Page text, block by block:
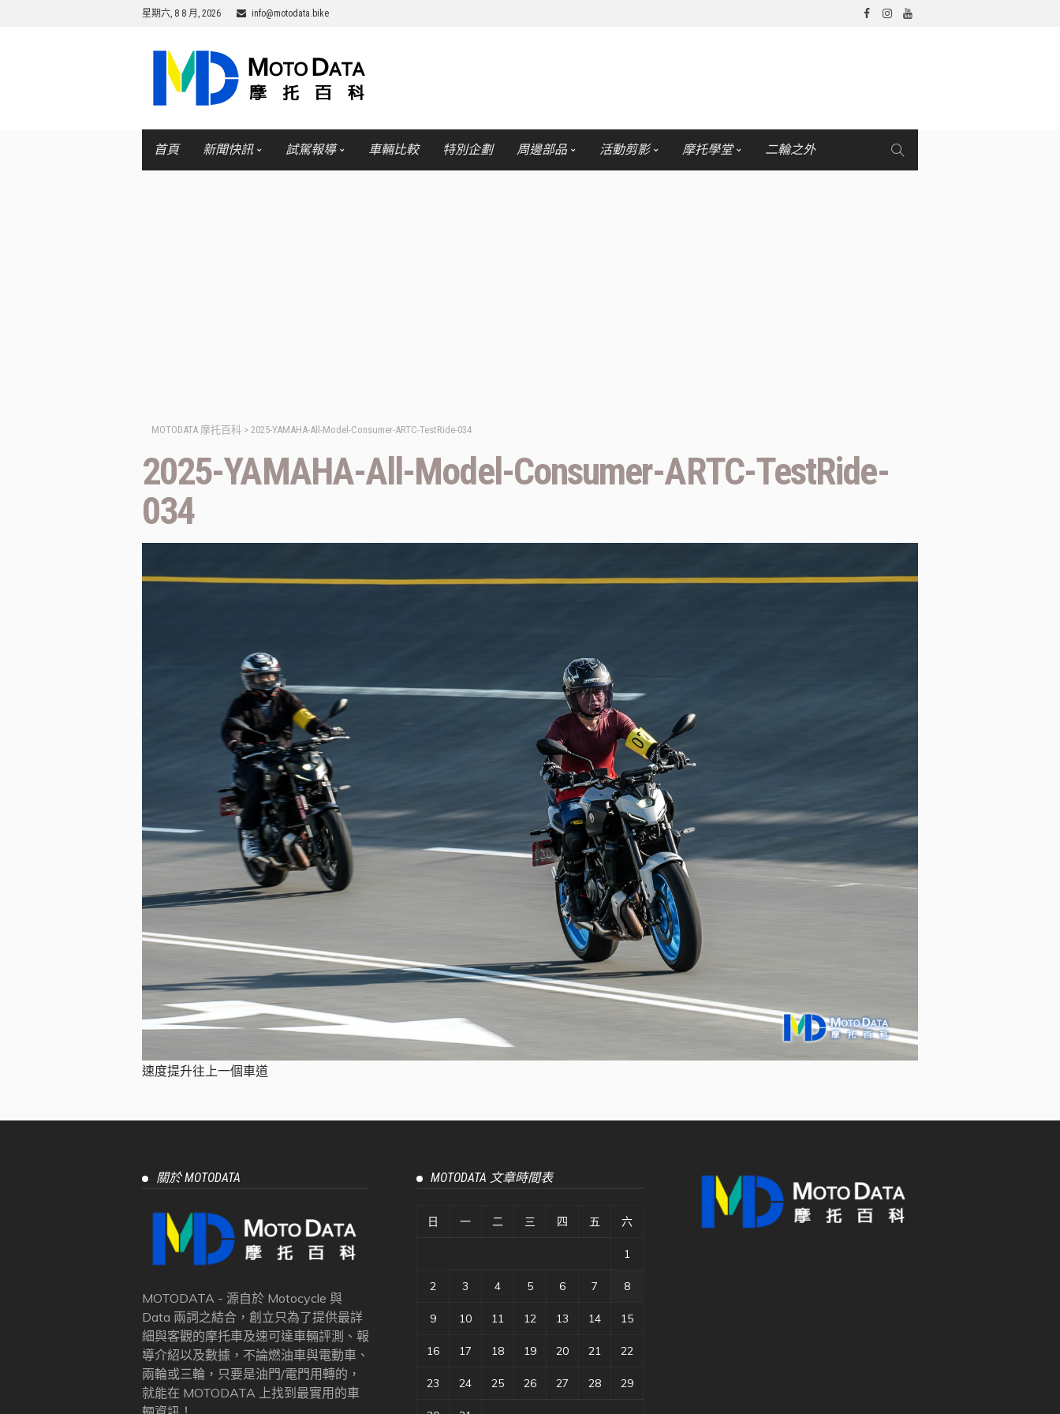
星期六, 8 8 月, 2026 info@motodata.bike
首頁 新聞快訊 試駕報導 車輛比較 特別企劃 周邊部品 活動剪影 摩托學堂 二輪之外
MOTODATA 摩托百科 > 2025-YAMAHA-All-Model-Consumer-ARTC-TestRide-034
2025-YAMAHA-All-Model-Consumer-ARTC-TestRide-
034
速度提升往上一個車道
關於 MOTODATA
MOTODATA - 源自於 Motocycle 與
Data 兩詞之結合，創立只為了提供最詳
細與客觀的摩托車及速可達車輛評測、報
導介紹以及數據，不論燃油車與電動車、
兩輪或三輪，只要是油門/電門用轉的，
就能在 MOTODATA 上找到最實用的車
MOTODATA 文章時間表
日 一 二 三 四 五 六
1
2 3 4 5 6 7 8
9 10 11 12 13 14 15
16 17 18 19 20 21 22
23 24 25 26 27 28 29